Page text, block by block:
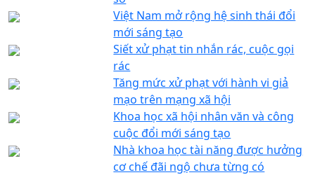
Việt Nam mở rộng hệ sinh thái đổi
mới sáng tạo
Siết xử phạt tin nhắn rác, cuộc gọi
rác
Tăng mức xử phạt với hành vi giả
mạo trên mạng xã hội
Khoa học xã hội nhân văn và công
cuộc đổi mới sáng tạo
Nhà khoa học tài năng được hưởng
cơ chế đãi ngộ chưa từng có